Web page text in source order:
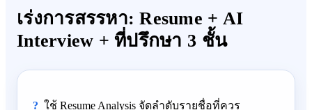
เร่งการสรรหา: Resume + AI
Interview + ที่ปรึกษา 3 ชั้น
ใช้ Resume Analysis จัดลำดับรายชื่อที่ควร